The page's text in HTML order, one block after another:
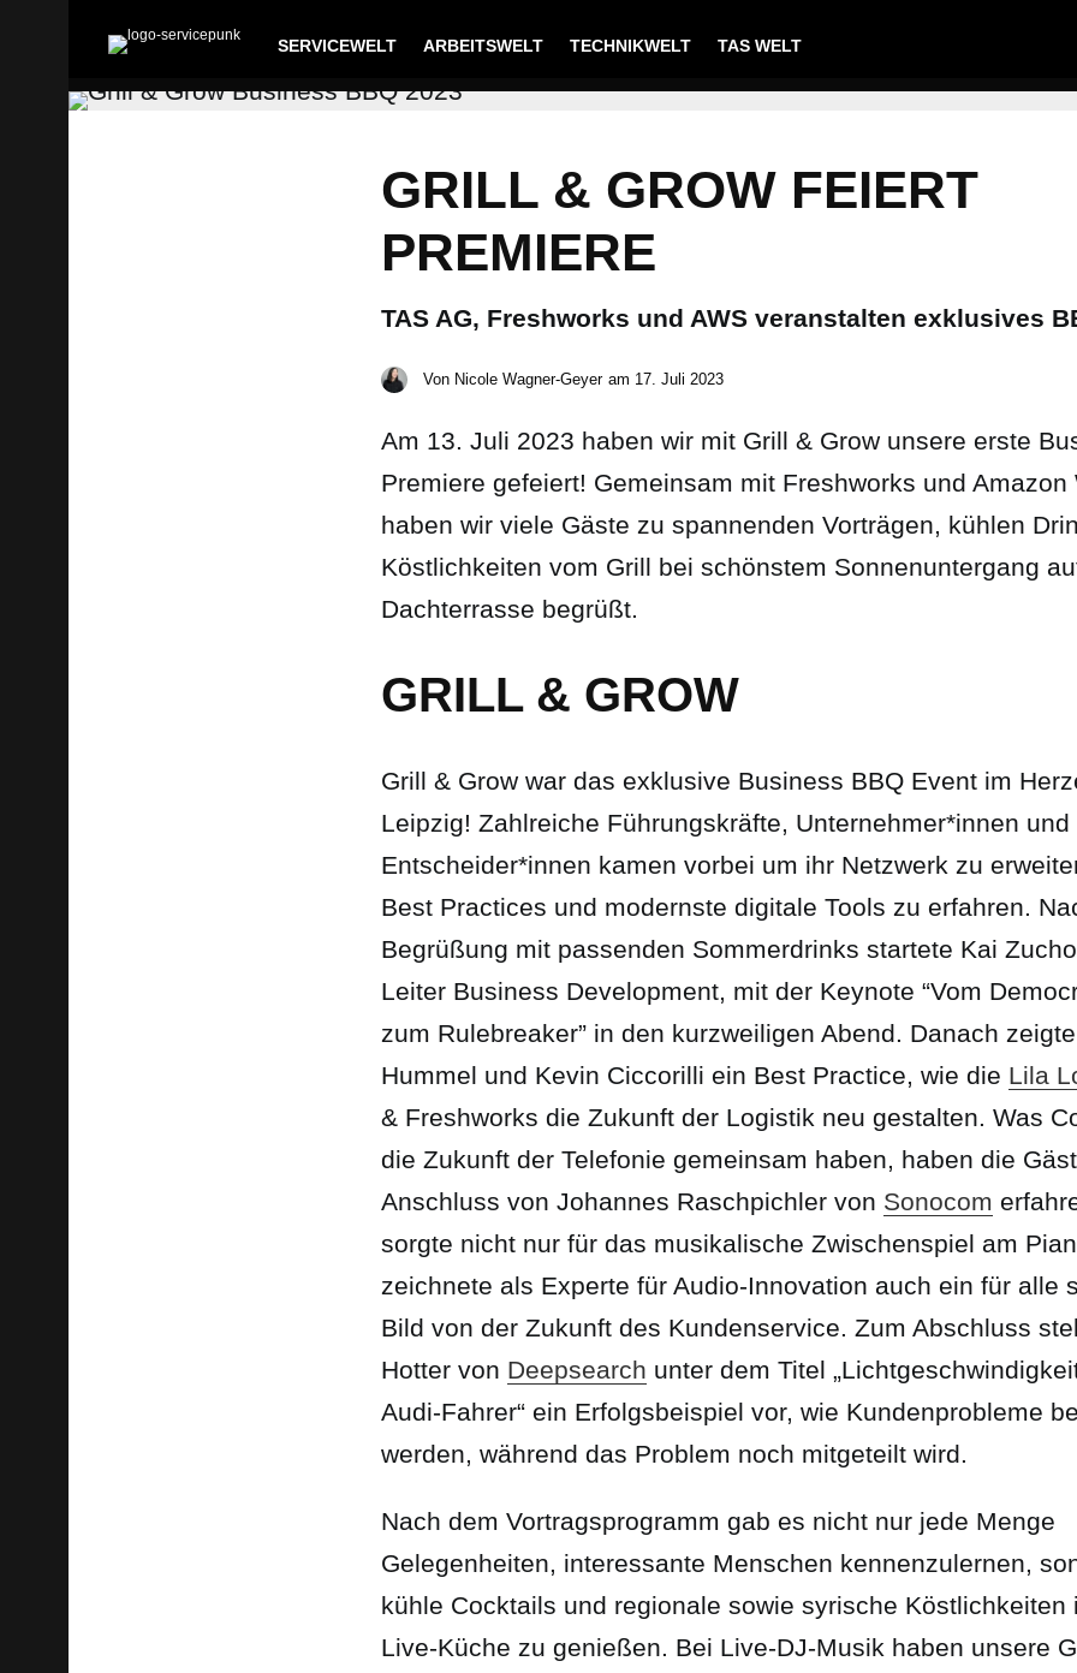
SERVICEWELT ARBEITSWELT TECHNIKWELT TAS WELT
GRILL & GROW FEIERT
PREMIERE
TAS AG, Freshworks und AWS veranstalten exklusives
Von Nicole Wagner-Geyer am 17. Juli 2023
Am 13. Juli 2023 haben wir mit Grill & Grow unsere erste
Premiere gefeiert! Gemeinsam mit Freshworks und Amazon
haben wir viele Gäste zu spannenden Vorträgen, kühlen
Köstlichkeiten vom Grill bei schönstem Sonnenuntergang
Dachterrasse begrüßt.
GRILL & GROW
Grill & Grow war das exklusive Business BBQ Event im
Leipzig! Zahlreiche Führungskräfte, Unternehmer*innen und
Entscheider*innen kamen vorbei um ihr Netzwerk zu
Best Practices und modernste digitale Tools zu erfahren.
Begrüßung mit passenden Sommerdrinks startete Kai
Leiter Business Development, mit der Keynote “Vom
zum Rulebreaker” in den kurzweiligen Abend. Danach
Hummel und Kevin Ciccorilli ein Best Practice, wie die Lila
& Freshworks die Zukunft der Logistik neu gestalten. Was
die Zukunft der Telefonie gemeinsam haben, haben die
Anschluss von Johannes Raschpichler von Sonocom
sorgte nicht nur für das musikalische Zwischenspiel am
zeichnete als Experte für Audio-Innovation auch ein für alle
Bild von der Zukunft des Kundenservice. Zum Abschluss
Hotter von Deepsearch unter dem Titel
Audi-Fahrer“ ein Erfolgsbeispiel vor, wie Kundenprobleme
werden, während das Problem noch mitgeteilt wird.
Nach dem Vortragsprogramm gab es nicht nur jede Menge
Gelegenheiten, interessante Menschen kennenzulernen,
kühle Cocktails und regionale sowie syrische Köstlichkeiten
Live-Küche zu genießen. Bei Live-DJ-Musik haben unsere